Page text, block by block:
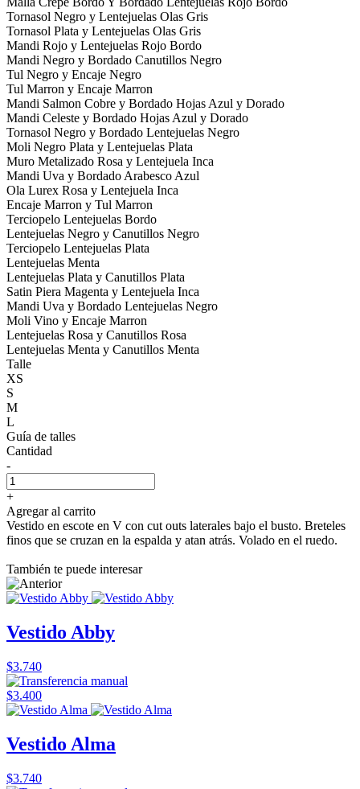
Tornasol Negro y Lentejuelas Olas Gris
Tornasol Plata y Lentejuelas Olas Gris
Mandi Rojo y Lentejuelas Rojo Bordo
Mandi Negro y Bordado Canutillos Negro
Tul Negro y Encaje Negro
Tul Marron y Encaje Marron
Mandi Salmon Cobre y Bordado Hojas Azul y Dorado
Mandi Celeste y Bordado Hojas Azul y Dorado
Tornasol Negro y Bordado Lentejuelas Negro
Moli Negro Plata y Lentejuelas Plata
Muro Metalizado Rosa y Lentejuela Inca
Mandi Uva y Bordado Arabesco Azul
Ola Lurex Rosa y Lentejuela Inca
Encaje Marron y Tul Marron
Terciopelo Lentejuelas Bordo
Lentejuelas Negro y Canutillos Negro
Terciopelo Lentejuelas Plata
Lentejuelas Menta
Lentejuelas Plata y Canutillos Plata
Satin Piera Magenta y Lentejuela Inca
Mandi Uva y Bordado Lentejuelas Negro
Moli Vino y Encaje Marron
Lentejuelas Rosa y Canutillos Rosa
Lentejuelas Menta y Canutillos Menta
Talle
XS
S
M
L
Guía de talles
Cantidad
-
+
Agregar al carrito
Vestido en escote en V con cut outs laterales bajo el busto. Breteles
finos que se cruzan en la espalda y atan atrás. Volado en el ruedo.
También te puede interesar
Vestido Abby
$3.740
$3.400
Vestido Alma
$3.740